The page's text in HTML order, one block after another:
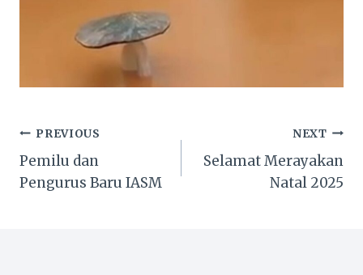
Navigasi
pos
PREVIOUS
Pemilu dan
Pengurus Baru IASM
NEXT
Selamat Merayakan
Natal 2025